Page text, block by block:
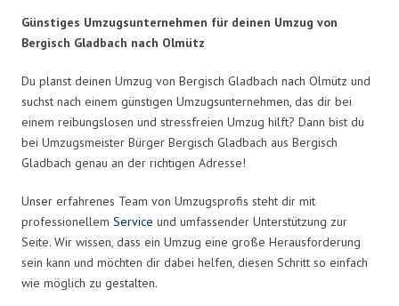
Günstiges Umzugsunternehmen für deinen Umzug von
Bergisch Gladbach nach Olmütz
Du planst deinen Umzug von Bergisch Gladbach nach Olmütz und
suchst nach einem günstigen Umzugsunternehmen, das dir bei
einem reibungslosen und stressfreien Umzug hilft? Dann bist du
bei Umzugsmeister Bürger Bergisch Gladbach aus Bergisch
Gladbach genau an der richtigen Adresse!
Unser erfahrenes Team von Umzugsprofis steht dir mit
professionellem Service und umfassender Unterstützung zur
Seite. Wir wissen, dass ein Umzug eine große Herausforderung
sein kann und möchten dir dabei helfen, diesen Schritt so einfach
wie möglich zu gestalten.